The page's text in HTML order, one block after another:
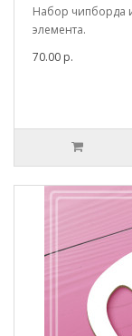
Набор чипборда
элемента.
70.00 р.